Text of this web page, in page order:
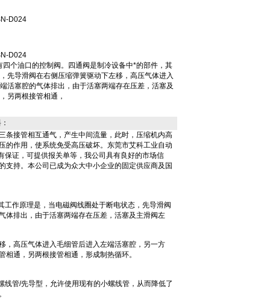
D024
D024
个油口的控制阀。四通阀是制冷设备中*的部件，其
先导滑阀在右侧压缩弹簧驱动下左移，高压气体进入
活塞腔的气体排出，由于活塞两端存在压差，活塞及
另两根接管相通，
接管相互通气，产生中间流量，此时，压缩机内高
的作用，使系统免受高压破坏。东莞市艾科工业自动
证，可提供报关单等，我公司具有良好的市场信
支持。本公司已成为众大中小企业的固定供应商及国
作原理是，当电磁阀线圈处于断电状态，先导滑阀
体排出，由于活塞两端存在压差，活塞及主滑阀左
高压气体进入毛细管后进入左端活塞腔，另一方
通，另两根接管相通，形成制热循环。
管/先导型，允许使用现有的小螺线管，从而降低了